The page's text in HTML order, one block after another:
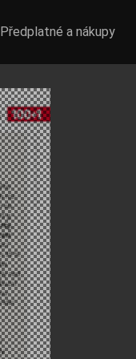
Předplatné a nákupy